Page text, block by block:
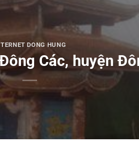
DONG HUNG
Các, huyện